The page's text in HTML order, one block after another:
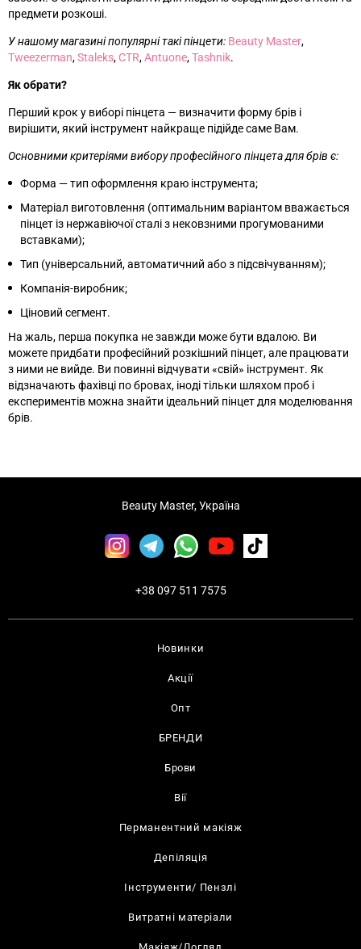
предмети розкоші.
У нашому магазині популярні такі пінцети: Beauty Master,
Tweezerman,Staleks, CTR,Antuone,Tashnik.
Як обрати?
Перший крок у виборі пінцета — визначити форму брів і
вирішити, який інструмент найкраще підійде саме Вам.
Основними критеріями вибору професійного пінцета для брів є:
Форма —тип оформлення краю інструмента;
Матеріал виготовлення (оптимальним варіантом вважається
пінцет із нержавіючої сталі з нековзними прогумованими
вставками);
Тип (універсальний, автоматичний або з підсвічуванням);
Компанія-виробник;
Ціновий сегмент.
На жаль, перша покупка не завжди може бути вдалою. Ви
можете придбати професійний розкішний пінцет, але працювати
з ними не вийде. Ви повинні відчувати «свій» інструмент. Як
відзначають фахівці по бровах, іноді тільки шляхом проб і
експериментів можна знайти ідеальний пінцет для моделювання
брів.
Новинки
Акції
Опт
БРЕНДИ
Брови
Вії
Перманентний макіяж
Депіляція
Інструменти/ Пензлі
Витратні матеріали
Beauty Master, Україна
+38 097 511 7575